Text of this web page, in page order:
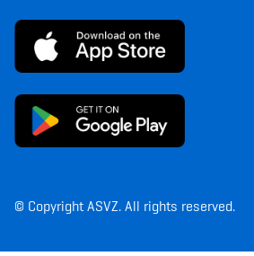
© Copyright ASVZ. All rights reserved.